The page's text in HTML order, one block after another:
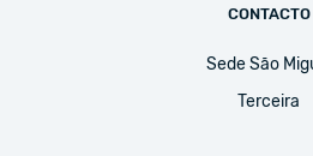
CONTACTO
Sede São
Terceira